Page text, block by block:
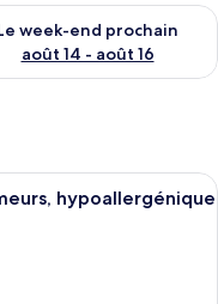
août 7 - août 9
week-end prochain
août 14 - août 16
la disponibilité pour
d’hôtel avec un
hypoallergénique